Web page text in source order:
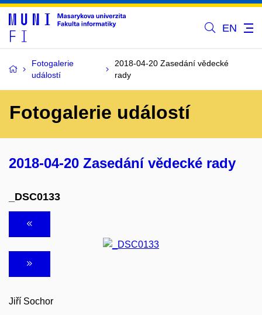
EN
Fotogalerie
událostí
2018-04-20 Zasedání vědecké
rady
Fotogalerie událostí
2018-04-20 Zasedání vědecké rady
_DSC0133
Jiří Sochor